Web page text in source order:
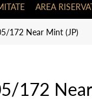
AREA
172 Near Mint (JP)
172